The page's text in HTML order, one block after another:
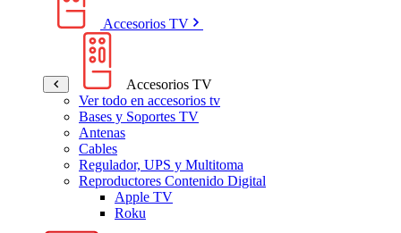
Accesorios TV
Accesorios TV
Ver todo en accesorios tv
Bases y Soportes TV
Antenas
Cables
Regulador, UPS y Multitoma
Reproductores Contenido Digital
Apple TV
Roku